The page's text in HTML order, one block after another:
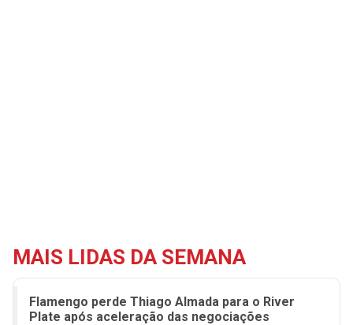
MAIS LIDAS DA SEMANA
Flamengo perde Thiago Almada para o River
Plate após aceleração das negociações